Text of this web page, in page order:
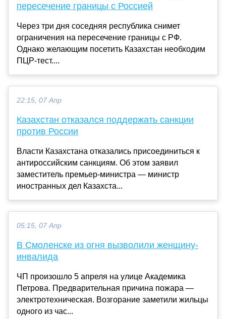
пересечение границы с Россией
Через три дня соседняя республика снимет
ограничения на пересечение границы с РФ.
Однако желающим посетить Казахстан необходим
ПЦР-тест....
22:15, 07 Апр
Казахстан отказался поддержать санкции
против России
Власти Казахстана отказались присоединиться к
антироссийским санкциям. Об этом заявил
заместитель премьер-министра — министр
иностранных дел Казахста...
05:15, 07 Апр
В Смоленске из огня вызволили женщину-
инвалида
ЧП произошло 5 апреля на улице Академика
Петрова. Предварительная причина пожара —
электротехническая. Возгорание заметили жильцы
одного из час...